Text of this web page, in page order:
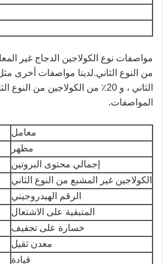
الثاني ، و 20٪ من الكولاجين
المواصفات.
معامل
مظهر
إجمالي محتوى البروتين
الكولاجين غير المشبع من النوع الثاني
الرقم الهيدروجيني
المتبقية على الاشتعال
خسارة على تجفيف
معدن ثقيل
قيادة